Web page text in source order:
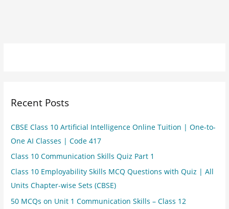
Recent Posts
CBSE Class 10 Artificial Intelligence Online Tuition | One-to-
One AI Classes | Code 417
Class 10 Communication Skills Quiz Part 1
Class 10 Employability Skills MCQ Questions with Quiz | All
Units Chapter-wise Sets (CBSE)
50 MCQs on Unit 1 Communication Skills – Class 12